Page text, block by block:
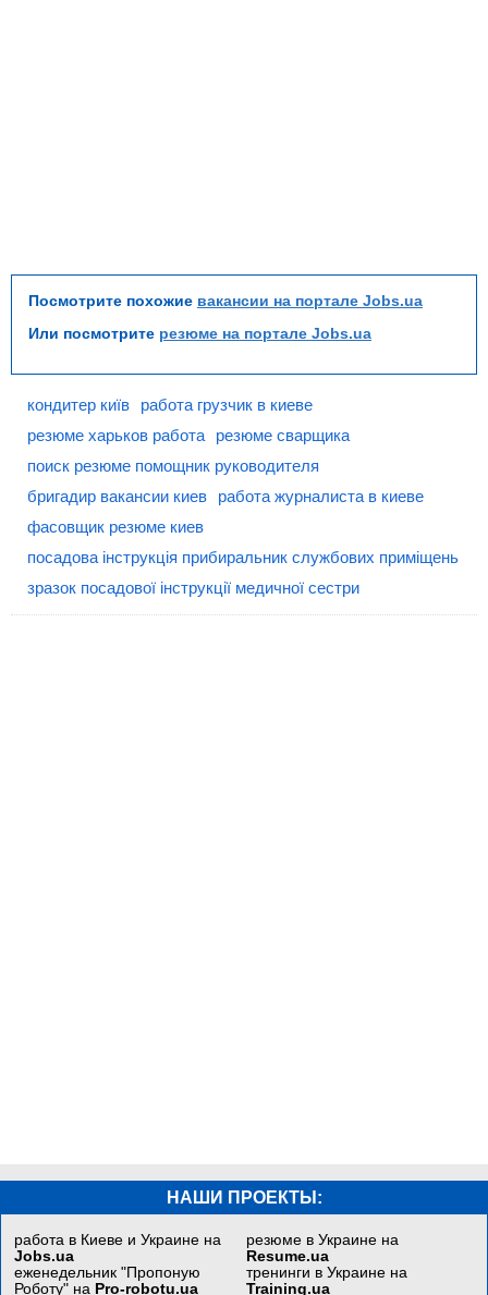
Посмотрите похожие вакансии на портале Jobs.ua
Или посмотрите резюме на портале Jobs.ua
кондитер київ
работа грузчик в киеве
резюме харьков работа
резюме сварщика
поиск резюме помощник руководителя
бригадир вакансии киев
работа журналиста в киеве
фасовщик резюме киев
посадова інструкція прибиральник службових приміщень
зразок посадової інструкції медичної сестри
НАШИ ПРОЕКТЫ:
работа в Киеве и Украине на
Jobs.ua
еженедельник "Пропоную
Роботу" на Pro-robotu.ua
резюме в Украине на
Resume.ua
тренинги в Украине на
Training.ua